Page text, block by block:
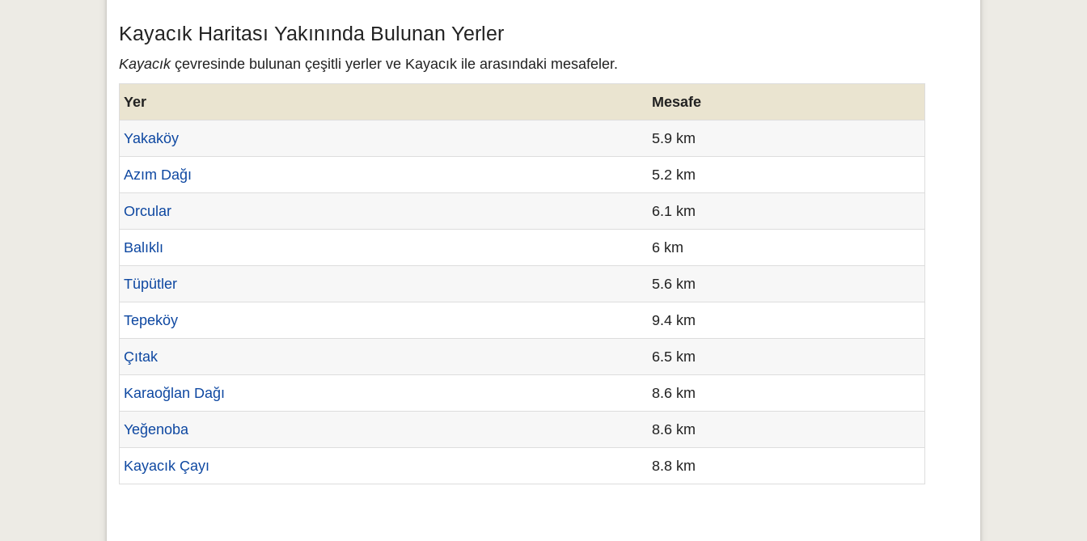
Kayacık Haritası Yakınında Bulunan Yerler
Kayacıkçevresinde bulunan çeşitli yerler ve Kayacık ile arasındaki mesafeler.
Yer Mesafe
Yakaköy 5.9 km
Azım Dağı 5.2 km
Orcular 6.1 km
Balıklı 6 km
Tüpütler 5.6 km
Tepeköy 9.4 km
Çıtak 6.5 km
Karaoğlan Dağı 8.6 km
Yeğenoba 8.6 km
Kayacık Çayı 8.8 km